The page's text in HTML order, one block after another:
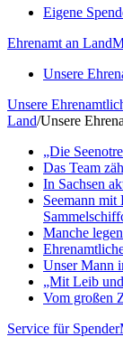
Eigene
Ehrenamt an Land
Unsere
Unsere
Land/Unsere
„Die
Das Team
In Sachsen
Seemann
Manche
Unser Mann
„Mit Leib
Vom großen
Service für Spender